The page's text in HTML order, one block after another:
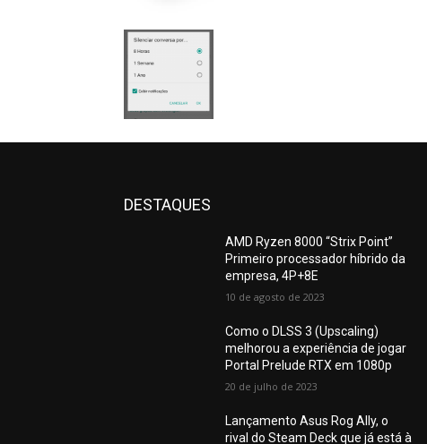
DESTAQUES
AMD Ryzen 8000 “Strix Point”
Primeiro processador híbrido da
empresa, 4P+8E
10 de agosto de 2023
Como o DLSS 3 (Upscaling)
melhorou a experiência de jogar
Portal Prelude RTX em 1080p
20 de julho de 2023
Lançamento Asus Rog Ally, o
rival do Steam Deck que já está à